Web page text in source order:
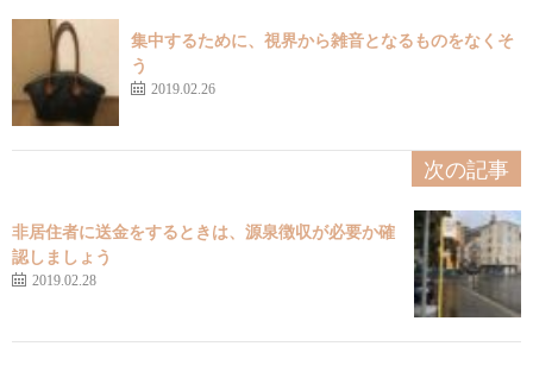
集中するために、視界から雑音となるものをなくそ
う
2019.02.26
次の記事
非居住者に送金をするときは、源泉徴収が必要か確
認しましょう
2019.02.28